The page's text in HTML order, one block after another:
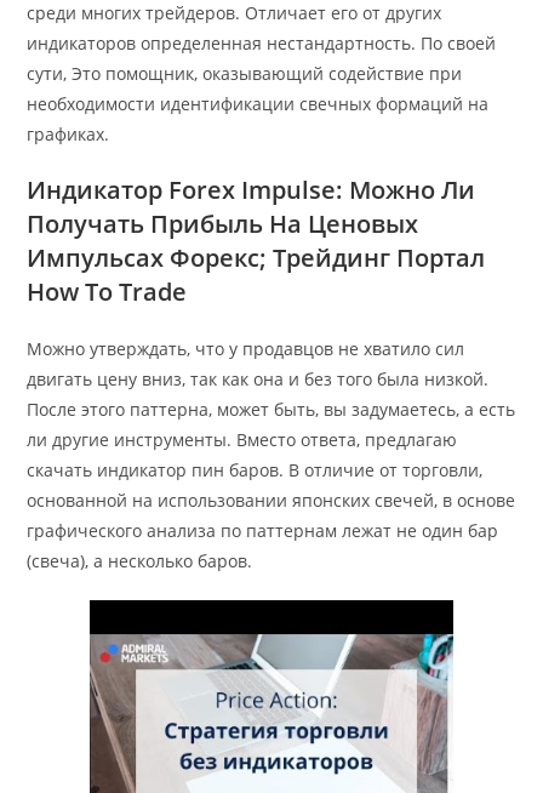
среди многих трейдеров. Отличает его от других
индикаторов определенная нестандартность. По своей
сути, Это помощник, оказывающий содействие при
необходимости идентификации свечных формаций на
графиках.
Индикатор Forex Impulse: Можно Ли
Получать Прибыль На Ценовых
Импульсах Форекс; Трейдинг Портал
How To Trade
Можно утверждать, что у продавцов не хватило сил
двигать цену вниз, так как она и без того была низкой.
После этого паттерна, может быть, вы задумаетесь, а есть
ли другие инструменты. Вместо ответа, предлагаю
скачать индикатор пин баров. В отличие от торговли,
основанной на использовании японских свечей, в основе
графического анализа по паттернам лежат не один бар
(свеча), а несколько баров.